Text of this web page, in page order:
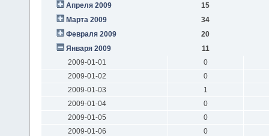
Апреля 2009
15
Марта 2009
34
Февраля 2009
20
Января 2009
11
2009-01-01
0
2009-01-02
0
2009-01-03
1
2009-01-04
0
2009-01-05
0
2009-01-06
0